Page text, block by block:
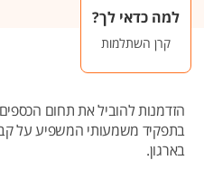
למה כדאי לך?
קרן השתלמות
הזדמנות להוביל את תחום
בתפקיד משמעותי המשפיע על
בארגון.